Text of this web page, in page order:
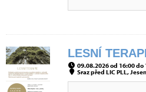
LESNÍ
09.08.2026 od 16:00 do
Sraz před LIC PLL,